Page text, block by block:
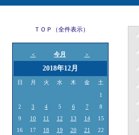
ＴＯＰ（全件表示）
＜ 今月 ＞
2018年12月
日 月 火 水 木 金 土
1
2
3 4 5 6 7
8
9
10 11 12 13 14
15
16
17 18 19 20 21
22